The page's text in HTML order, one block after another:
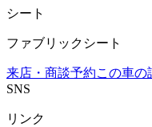
シート
ファブリックシート
来店・商談予約この車の
SNS
リンク